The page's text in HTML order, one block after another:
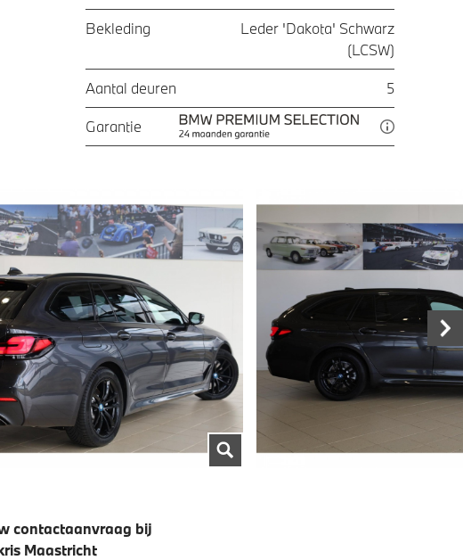
Bekleding
Leder 'Dakota' Schwarz
(LCSW)
Aantal deuren 5
Garantie
contactaanvraag bij
Maastricht